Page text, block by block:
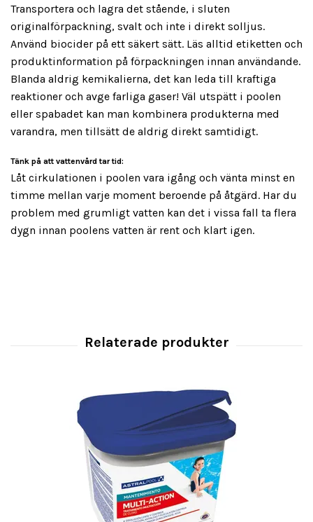
Transportera och lagra det stående, i sluten
originalförpackning, svalt och inte i direkt solljus.
Använd biocider på ett säkert sätt. Läs alltid etiketten och
produktinformation på förpackningen innan användande.
Blanda aldrig kemikalierna, det kan leda till kraftiga
reaktioner och avge farliga gaser! Väl utspätt i poolen
eller spabadet kan man kombinera produkterna med
varandra, men tillsätt de aldrig direkt samtidigt.
Tänk på att vattenvård tar tid:
Låt cirkulationen i poolen vara igång och vänta minst en
timme mellan varje moment beroende på åtgärd. Har du
problem med grumligt vatten kan det i vissa fall ta flera
dygn innan poolens vatten är rent och klart igen.